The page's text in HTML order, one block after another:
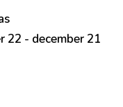
22 - december 21